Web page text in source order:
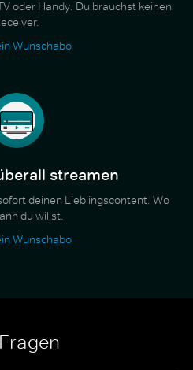
oder Handy. Du brauchst keinen
Wunschabo
streamen
deinen Lieblingscontent. Wo
du willst.
Wunschabo